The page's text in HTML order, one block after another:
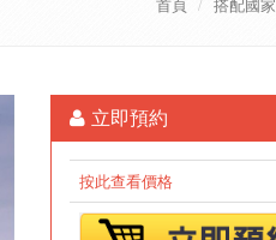
立即預約
按此查看價格